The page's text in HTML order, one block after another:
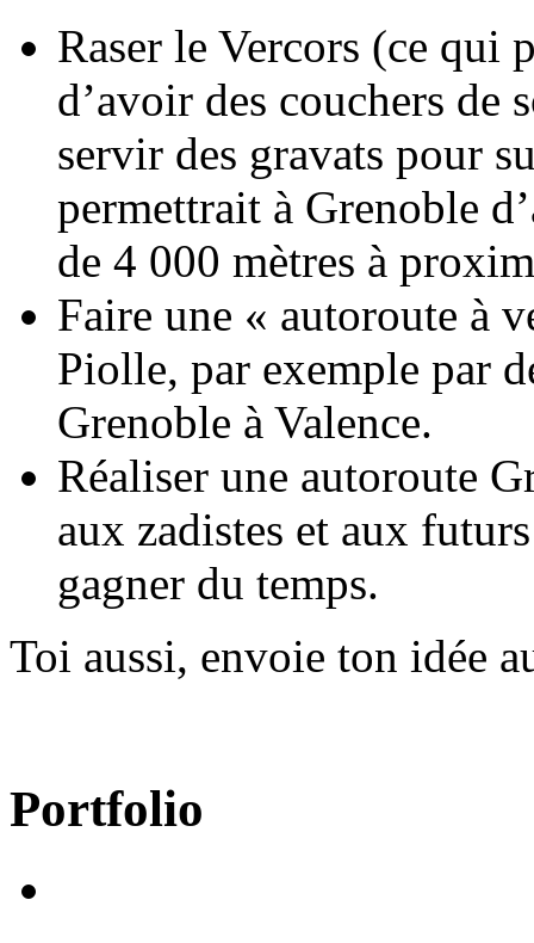
Raser le Vercors (ce qui
d’avoir des couchers de
servir des gravats pour
permettrait à Grenoble
de 4 000 mètres à
Faire une « autoroute à
Piolle, par exemple par
Grenoble à Valence.
Réaliser une autoroute
aux zadistes et aux
gagner du temps.
Toi aussi, envoie ton idée
Portfolio